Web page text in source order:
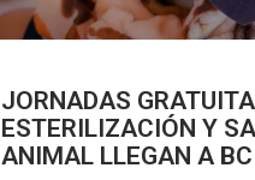
JORNADAS
ESTERILIZACIÓN Y
ANIMAL LLEGAN A BC